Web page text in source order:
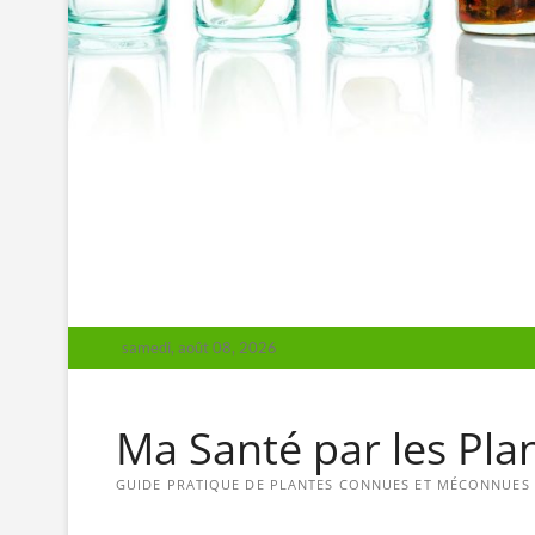
samedi, août 08, 2026
Ma Santé par les
GUIDE PRATIQUE DE PLANTES CONNUES ET MÉCONNUES